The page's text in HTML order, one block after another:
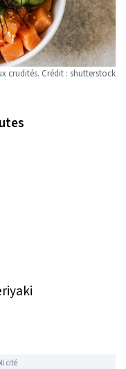
crudités. Crédit : shutterstock